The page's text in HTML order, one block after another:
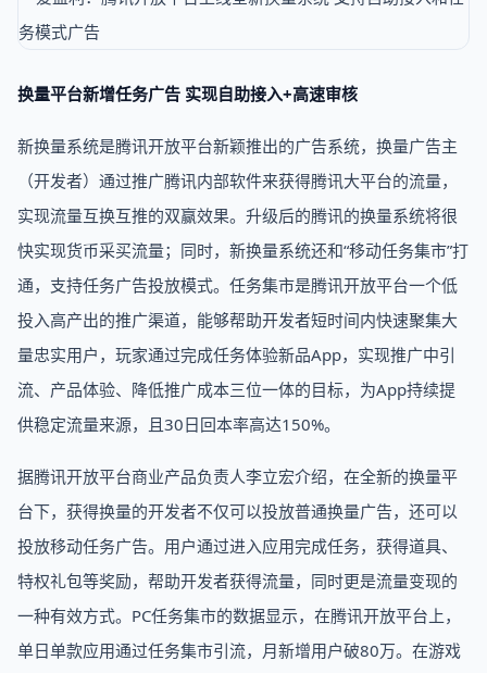
换量平台新增任务广告 实现自助接入+高速审核
新换量系统是腾讯开放平台新颖推出的广告系统，换量广告主
（开发者）通过推广腾讯内部软件来获得腾讯大平台的流量，
实现流量互换互推的双赢效果。升级后的腾讯的换量系统将很
快实现货币采买流量；同时，新换量系统还和“移动任务集市”打
通，支持任务广告投放模式。任务集市是腾讯开放平台一个低
投入高产出的推广渠道，能够帮助开发者短时间内快速聚集大
量忠实用户，玩家通过完成任务体验新品App，实现推广中引
流、产品体验、降低推广成本三位一体的目标，为App持续提
供稳定流量来源，且30日回本率高达150%。
据腾讯开放平台商业产品负责人李立宏介绍，在全新的换量平
台下，获得换量的开发者不仅可以投放普通换量广告，还可以
投放移动任务广告。用户通过进入应用完成任务，获得道具、
特权礼包等奖励，帮助开发者获得流量，同时更是流量变现的
一种有效方式。PC任务集市的数据显示，在腾讯开放平台上，
单日单款应用通过任务集市引流，月新增用户破80万。在游戏